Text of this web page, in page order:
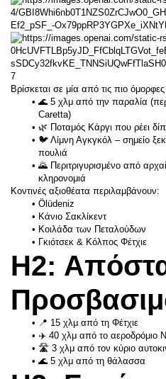
7
Βρίσκεται σε μία από τις πιο
🌊 5 χλμ από την παραλία
Caretta)
🌿 Ποταμός Κάργι που ρέει
🐦 Λίμνη Αγκγκόλ – σημείο
πουλιά
🌄 Περιτριγυρισμένο από
κληρονομιά
Κοντινές αξιοθέατα περιλαμβάνουν:
Ölüdeniz
Κάνιο Σακλίκεντ
Κοιλάδα των Πεταλούδων
Γκιότσεκ & Κόλπος Φέτχιε
H2:
📍 15 χλμ από τη Φέτχιε
✈️ 40 χλμ από το αεροδρόμιο
🛣️ 3 χλμ από τον κύριο
🌊 5 χλμ από τη θάλασσα